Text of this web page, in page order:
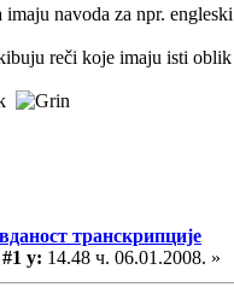
navoda za npr.
reči koje imaju isti
транскрипције
у: 14.48 ч. 06.01.2008. »